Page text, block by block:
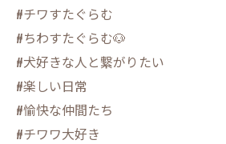
#チワすたぐらむ
#ちわすたぐらむ🐶
#犬好きな人と繋がりたい
#楽しい日常
#愉快な仲間たち
#チワワ大好き